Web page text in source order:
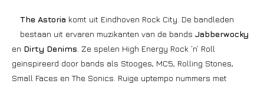
The Astoria komt uit Eindhoven Rock City. De bandleden
bestaan uit ervaren muzikanten van de bands Jabberwocky
en Dirty Denims . Ze spelen High Energy Rock ‘n’ Roll
geïnspireerd door bands als Stooges, MC5, Rolling Stones,
Small Faces en The Sonics. Ruige uptempo nummers met